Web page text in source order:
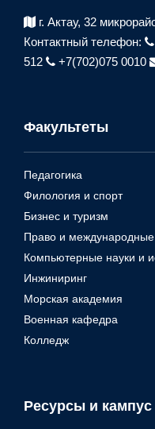
г. Актау, 32
Контактный телефон:
512
+7(702)075 0010
Факультеты
Педагогика
Филология и спорт
Бизнес и туризм
Право и
Компьютерные науки и
Инжиниринг
Морская академия
Военная кафедра
Колледж
Ресурсы и кампус